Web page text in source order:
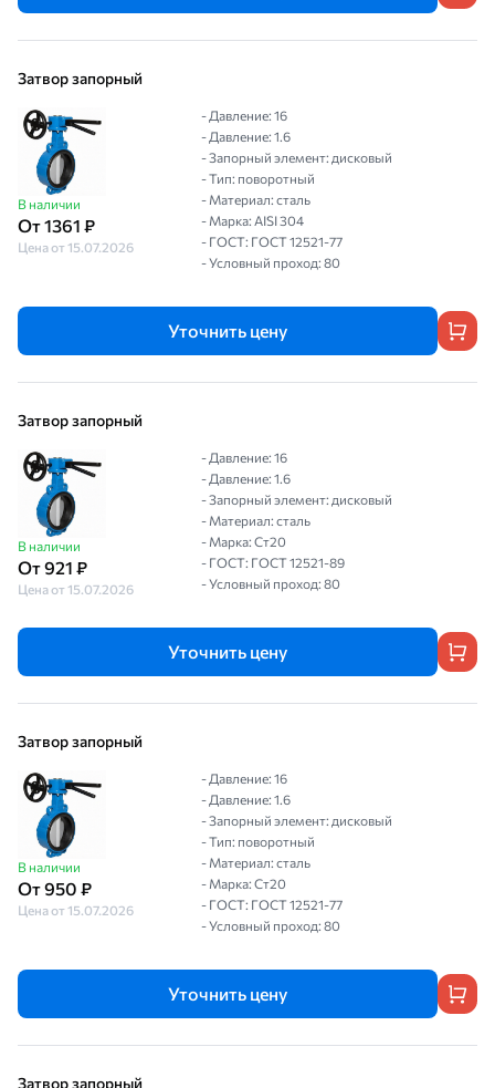
Затвор запорный
В наличии
От 1361 ₽
Цена от 15.07.2026
- Давление: 16
- Давление: 1.6
- Запорный элемент: дисковый
- Тип: поворотный
- Материал: сталь
- Марка: AISI 304
- ГОСТ: ГОСТ 12521-77
- Условный проход: 80
Уточнить цену
Затвор запорный
В наличии
От 921 ₽
Цена от 15.07.2026
- Давление: 16
- Давление: 1.6
- Запорный элемент: дисковый
- Материал: сталь
- Марка: Ст20
- ГОСТ: ГОСТ 12521-89
- Условный проход: 80
Уточнить цену
Затвор запорный
В наличии
От 950 ₽
Цена от 15.07.2026
- Давление: 16
- Давление: 1.6
- Запорный элемент: дисковый
- Тип: поворотный
- Материал: сталь
- Марка: Ст20
- ГОСТ: ГОСТ 12521-77
- Условный проход: 80
Уточнить цену
Затвор запорный